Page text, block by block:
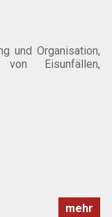
und Organisation,
von Eisunfällen,
mehr